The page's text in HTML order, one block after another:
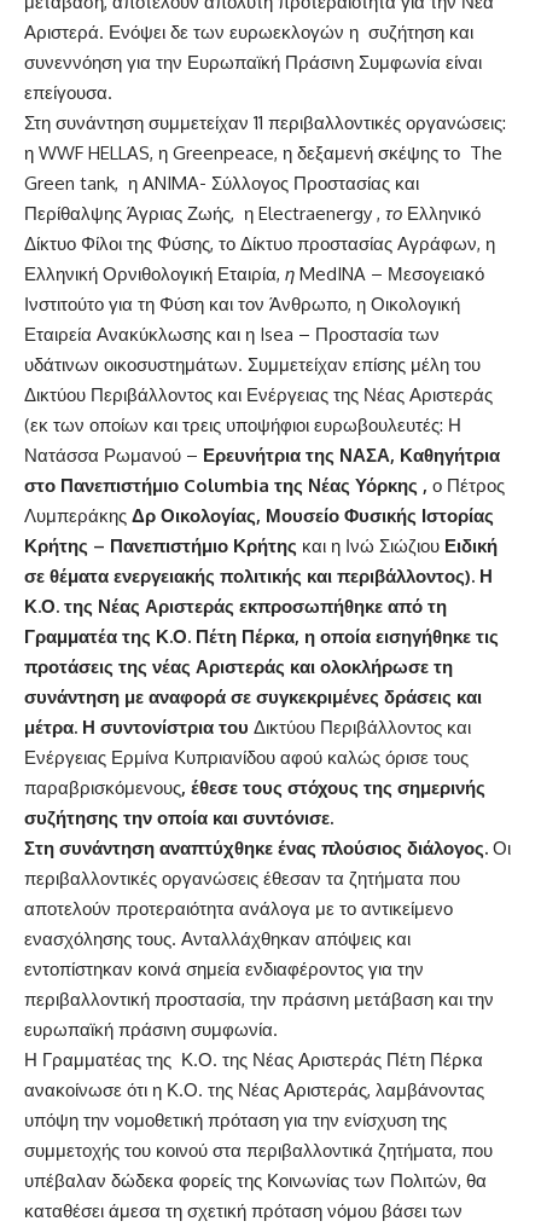
Αριστερά. Ενόψει δε των ευρωεκλογών η συζήτηση και
συνεννόηση για την Ευρωπαϊκή Πράσινη Συμφωνία είναι
επείγουσα.
Στη συνάντηση συμμετείχαν 11 περιβαλλοντικές οργανώσεις:
η WWF HELLAS, η Greenpeace, η δεξαμενή σκέψης το The
Green tank, η ANIMA- Σύλλογος Προστασίας και
Περίθαλψης Άγριας Ζωής, η Electraenergy , το Ελληνικό
Δίκτυο Φίλοι της Φύσης, το Δίκτυο προστασίας Αγράφων, η
Ελληνική Ορνιθολογική Εταιρία, η MedINA – Μεσογειακό
Ινστιτούτο για τη Φύση και τον Άνθρωπο, η Οικολογική
Εταιρεία Ανακύκλωσης και η Isea – Προστασία των
υδάτινων οικοσυστημάτων. Συμμετείχαν επίσης μέλη του
Δικτύου Περιβάλλοντος και Ενέργειας της Νέας Αριστεράς
(εκ των οποίων και τρεις υποψήφιοι ευρωβουλευτές: Η
Νατάσσα Ρωμανού – Ερευνήτρια της ΝΑΣΑ, Καθηγήτρια
στο Πανεπιστήμιο Columbia της Νέας Υόρκης , ο Πέτρος
Λυμπεράκης Δρ Οικολογίας, Μουσείο Φυσικής Ιστορίας
Κρήτης – Πανεπιστήμιο Κρήτης και η Ινώ Σιώζιου Ειδική
σε θέματα ενεργειακής πολιτικής και περιβάλλοντος). Η
Κ.Ο. της Νέας Αριστεράς εκπροσωπήθηκε από τη
Γραμματέα της Κ.Ο. Πέτη Πέρκα, η οποία εισηγήθηκε τις
προτάσεις της νέας Αριστεράς και ολοκλήρωσε τη
συνάντηση με αναφορά σε συγκεκριμένες δράσεις και
μέτρα. Η συντονίστρια του Δικτύου Περιβάλλοντος και
Ενέργειας Ερμίνα Κυπριανίδου αφού καλώς όρισε τους
παραβρισκόμενους, έθεσε τους στόχους της σημερινής
συζήτησης την οποία και συντόνισε.
Στη συνάντηση αναπτύχθηκε ένας πλούσιος διάλογος. Οι
περιβαλλοντικές οργανώσεις έθεσαν τα ζητήματα που
αποτελούν προτεραιότητα ανάλογα με το αντικείμενο
ενασχόλησης τους. Ανταλλάχθηκαν απόψεις και
εντοπίστηκαν κοινά σημεία ενδιαφέροντος για την
περιβαλλοντική προστασία, την πράσινη μετάβαση και την
ευρωπαϊκή πράσινη συμφωνία.
Η Γραμματέας της Κ.Ο. της Νέας Αριστεράς Πέτη Πέρκα
ανακοίνωσε ότι η Κ.Ο. της Νέας Αριστεράς, λαμβάνοντας
υπόψη την νομοθετική πρόταση για την ενίσχυση της
συμμετοχής του κοινού στα περιβαλλοντικά ζητήματα, που
υπέβαλαν δώδεκα φορείς της Κοινωνίας των Πολιτών, θα
καταθέσει άμεσα τη σχετική πρόταση νόμου βάσει των